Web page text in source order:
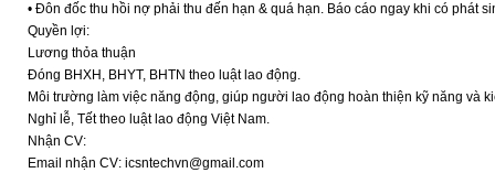
• Đôn đốc thu hồi nợ phải thu đến hạn & quá hạn. Báo cáo ngay khi có phát
Quyền lợi:
Lương thỏa thuận
Đóng BHXH, BHYT, BHTN theo luật lao động.
Môi trường làm việc năng động, giúp người lao động hoàn thiện kỹ năng và
Nghỉ lễ, Tết theo luật lao động Việt Nam.
Nhận CV:
Email nhận CV: icsntechvn@gmail.com